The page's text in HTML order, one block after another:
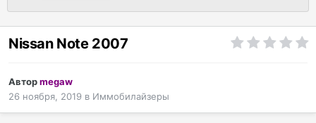
Nissan Note 2007
Авторmegaw
26 ноября, 2019 в Иммобилайзеры